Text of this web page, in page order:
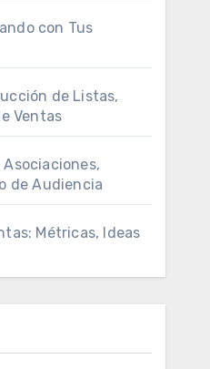
con Tus
de Listas,
Ventas
de Audiencia
Métricas, Ideas